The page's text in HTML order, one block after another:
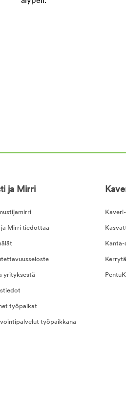
ja Mirri
ja Mirri tiedottaa
yrityksestä
työpaikat
työpaikkana
Kanta-